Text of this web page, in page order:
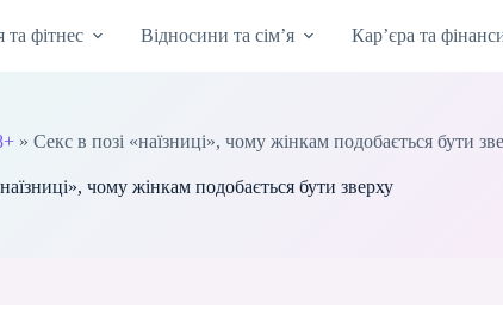
та фітнес Відносини та сім’я Кар’єра та
»Секс в позі «наїзниці», чому жінкам подобається бути
чому жінкам подобається бути зверху